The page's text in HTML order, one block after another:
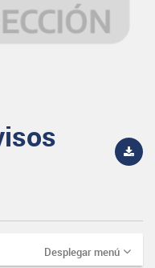
Desplegar menú